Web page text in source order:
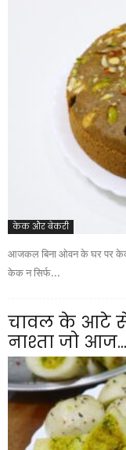
केक और बेकरी
आजकल बिना ओवन के घर पर केक
केक न सिर्फ...
चावल के आटे से
नाश्ता जो आज...